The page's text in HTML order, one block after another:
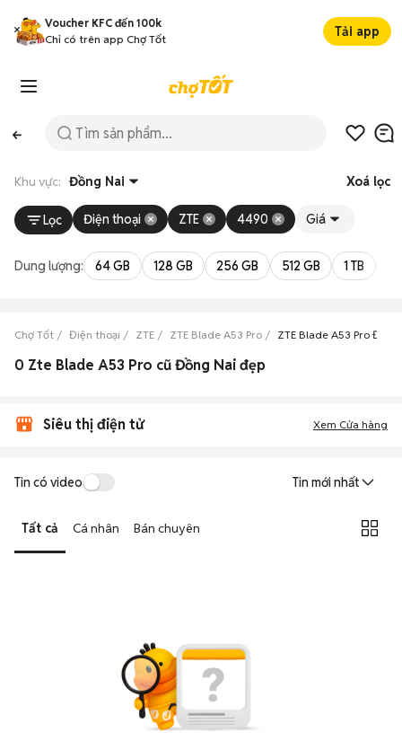
Voucher KFC đến 100k
Chỉ có trên app Chợ Tốt
Tải app
Khu vực: Đồng Nai Xoá lọc
Lọc Điện thoại ZTE 4490 Giá
Dung lượng: 64 GB 128 GB 256 GB 512 GB 1 TB
Chợ Tốt Điện thoại ZTE ZTE Blade A53 Pro ZTE Blade A53 Pro
0 Zte Blade A53 Pro cũ Đồng Nai đẹp
Siêu thị điện tử Xem Cửa hàng
Tin có video Tin mới nhất
Tất cả Cá nhân Bán chuyên